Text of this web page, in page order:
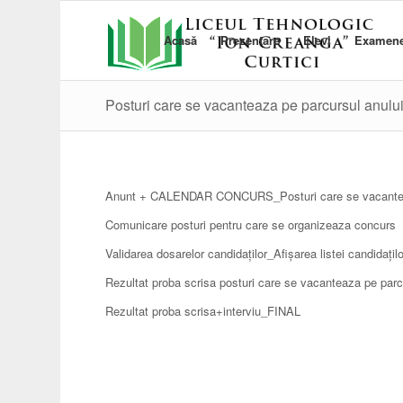
Acasă Prezentare Elevi
Posturi care se vacanteaza pe parcursul
Anunt + CALENDAR CONCURS_Posturi care se
Comunicare posturi pentru care se organizeaza concurs
Validarea dosarelor candidaților_Afișarea listei
Rezultat proba scrisa posturi care se vacanteaza pe
Rezultat proba scrisa+interviu_FINAL